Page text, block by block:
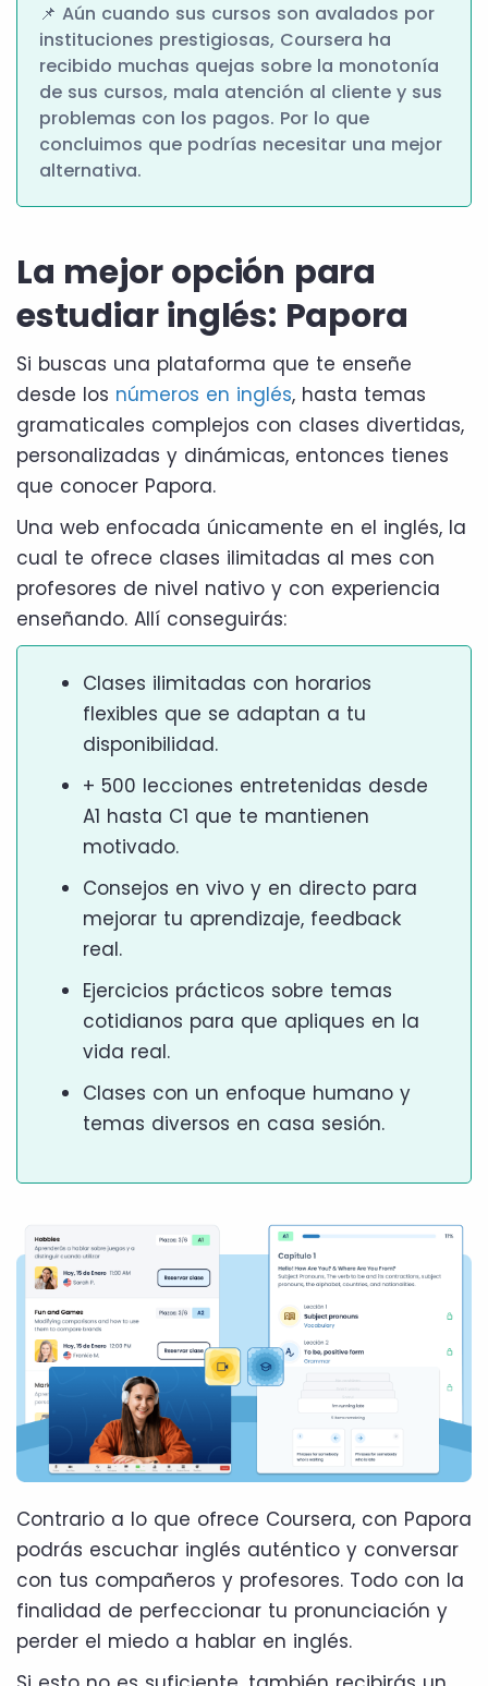
📌 Aún cuando sus cursos son avalados por
instituciones prestigiosas, Coursera ha
recibido muchas quejas sobre la monotonía
de sus cursos, mala atención al cliente y sus
problemas con los pagos. Por lo que
concluimos que podrías necesitar una mejor
alternativa.
La mejor opción para
estudiar inglés: Papora
Si buscas una plataforma que te enseñe
desde los números en inglés, hasta temas
gramaticales complejos con clases divertidas,
personalizadas y dinámicas, entonces tienes
que conocer Papora.
Una web enfocada únicamente en el inglés, la
cual te ofrece clases ilimitadas al mes con
profesores de nivel nativo y con experiencia
enseñando. Allí conseguirás:
Clases ilimitadas con horarios
flexibles que se adaptan a tu
disponibilidad.
+ 500 lecciones entretenidas desde
A1 hasta C1 que te mantienen
motivado.
Consejos en vivo y en directo para
mejorar tu aprendizaje, feedback
real.
Ejercicios prácticos sobre temas
cotidianos para que apliques en la
vida real.
Clases con un enfoque humano y
temas diversos en casa sesión.
Contrario a lo que ofrece Coursera, con Papora
podrás escuchar inglés auténtico y conversar
con tus compañeros y profesores. Todo con la
finalidad de perfeccionar tu pronunciación y
perder el miedo a hablar en inglés.